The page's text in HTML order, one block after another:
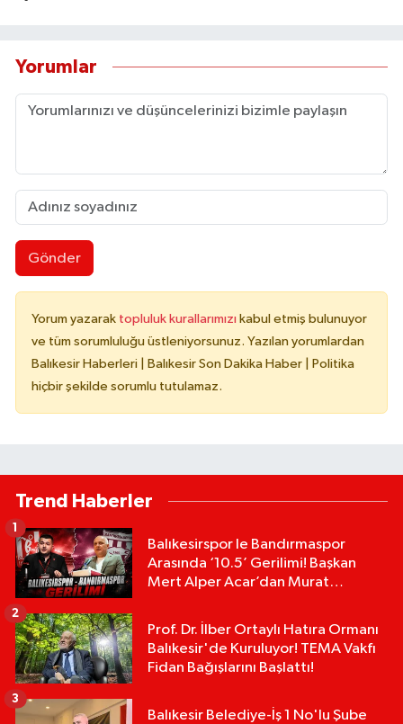
Yorumlar
Gönder
Yorum yazarak topluluk kurallarımızı kabul etmiş bulunuyor
ve tüm sorumluluğu üstleniyorsunuz. Yazılan yorumlardan
Balıkesir Haberleri | Balıkesir Son Dakika Haber | Politika
hiçbir şekilde sorumlu tutulamaz.
Trend Haberler
Balıkesirspor le Bandırmaspor
Arasında ‘10.5’ Gerilimi! Başkan
Mert Alper Acar’dan Murat
1
Prof. Dr. İlber Ortaylı Hatıra Ormanı
Balıkesir'de Kuruluyor! TEMA Vakfı
Fidan Bağışlarını Başlattı!
2
Balıkesir Belediye-İş 1 No'lu Şube
3